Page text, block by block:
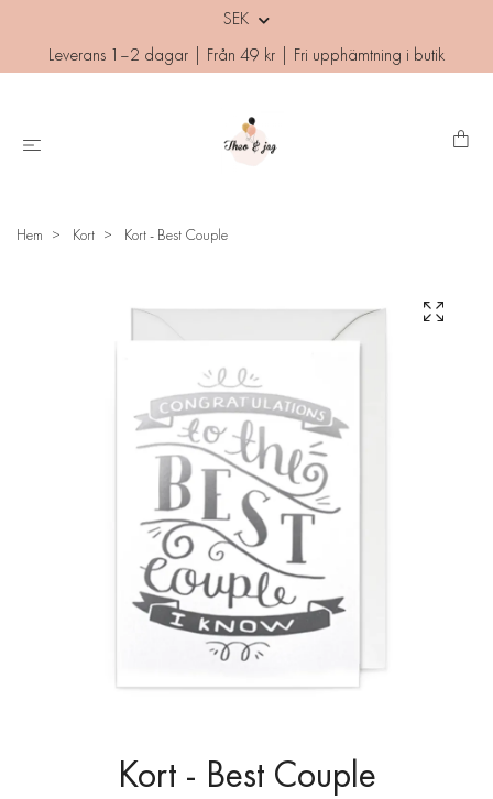
SEK
Leverans 1–2 dagar | Från 49 kr | Fri upphämtning i butik
Hem Kort Kort - Best Couple
Kort - Best Couple